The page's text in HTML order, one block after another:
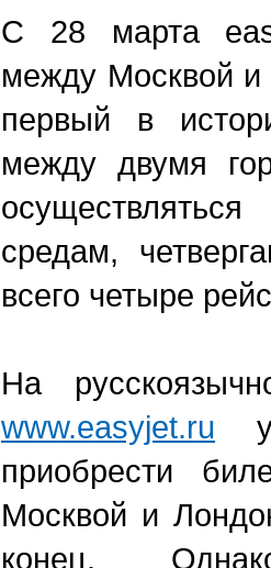
С 28 марта
между Москвой и
первый в
между двумя
средам,
всего четыре
На
www.easyjet.ru
приобрести
Москвой и
конец.